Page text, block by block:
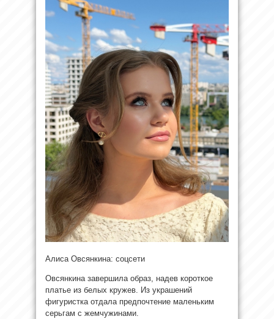
Алиса Овсянкина: соцсети
Овсянкина завершила образ, надев короткое
платье из белых кружев. Из украшений
фигуристка отдала предпочтение маленьким
серьгам с жемчужинами.